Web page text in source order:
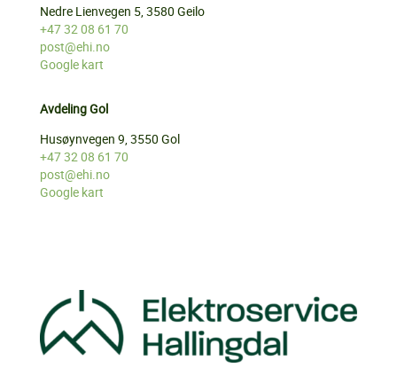
Nedre Lienvegen 5, 3580 Geilo
+47 32 08 61 70
post@ehi.no
Google kart
Avdeling Gol
Husøynvegen 9, 3550 Gol
+47 32 08 61 70
post@ehi.no
Google kart